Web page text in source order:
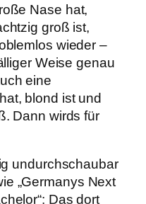
Nase hat,
groß ist,
wieder –
Weise genau
eine
blond ist und
Dann wirds für
undurchschaubar
„Germanys Next
Das dort